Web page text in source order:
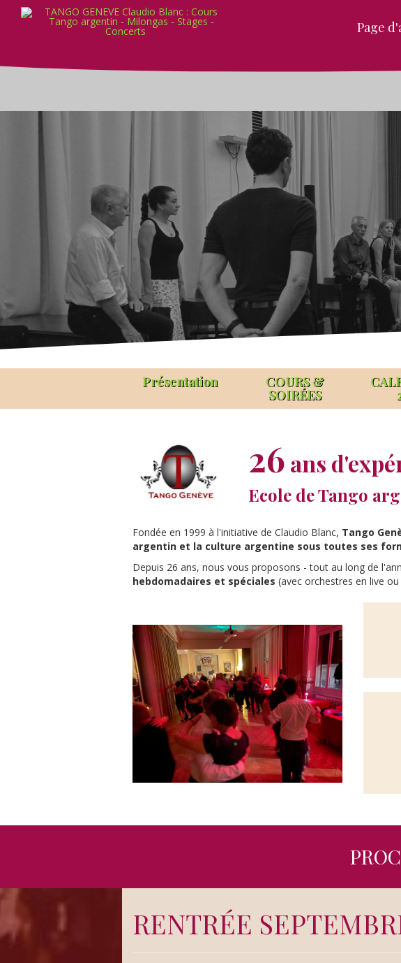
Page
Présentation COURS &
SOIRÉES
26 ans
Ecole de Tango
Fondée en 1999 à l'initiative de Claudio Blanc, Tango
argentin et la culture argentine sous toutes ses
Depuis 26 ans, nous vous proposons - tout au long de
hebdomadaires et spéciales (avec orchestres en live
RENTRÉE